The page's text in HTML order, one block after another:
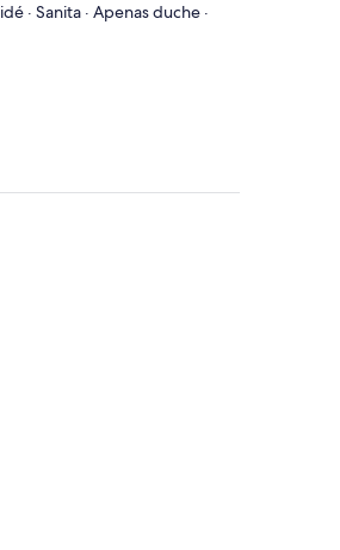
· Sanita · Apenas duche ·